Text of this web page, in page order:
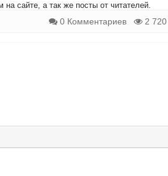
сайте, а так же посты от читателей.
0 Комментариев 2 720